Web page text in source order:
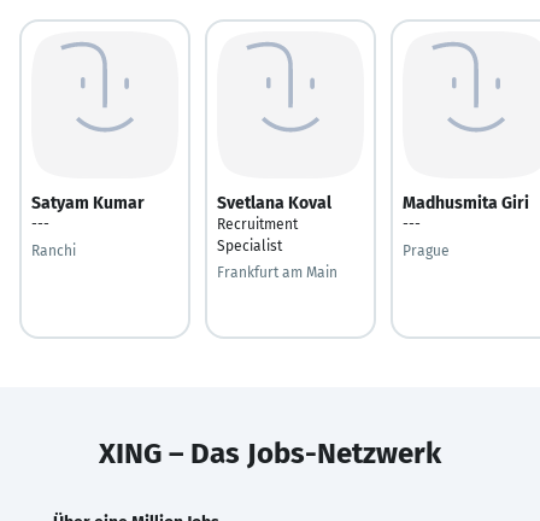
Satyam Kumar
---
Ranchi
Svetlana Koval
Recruitment
Specialist
Frankfurt am Main
Madhusmita Giri
---
Prague
XING – Das Jobs-Netzwerk